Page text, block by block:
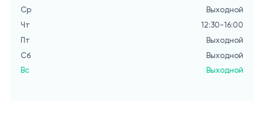
Ср
Выходной
Чт
12:30-16:00
Пт
Выходной
Сб
Выходной
Вс
Выходной